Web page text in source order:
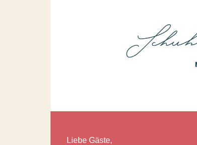
Liebe Gäste,